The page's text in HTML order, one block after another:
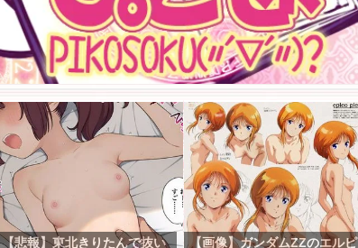
【悲報】東北きりたんで抜い
【画像】ガンダムΖΖのエルピ